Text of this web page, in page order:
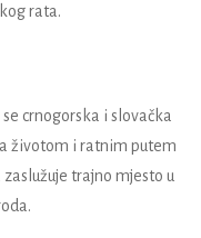
rata.
crnogorska i slovačka
životom i ratnim putem
trajno mjesto u